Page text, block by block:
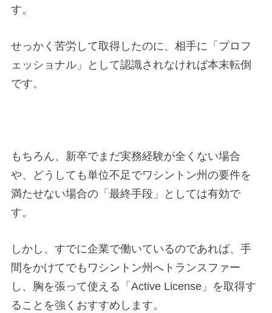
す。
せっかく苦労して取得したのに、相手に「プロフ
ェッショナル」として認識されなければ本末転倒
です。
もちろん、新卒でまだ実務経験が全くない場合
や、どうしても単位不足でワシントン州の要件を
満たせない場合の「最終手段」としては有効で
す。
しかし、すでに企業で働いているのであれば、手
間をかけてでもワシントン州へトランスファー
し、胸を張って使える「Active License」を取得す
ることを強くおすすめします。